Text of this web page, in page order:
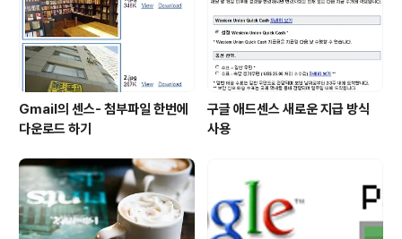
Gmail의 센스- 첨부파일 한번에
다운로드 하기
구글 애드센스 새로운 지급 방식
사용